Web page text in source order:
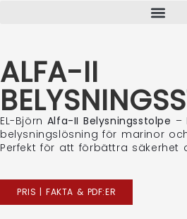
ALFA-II
EL-Björn Alfa-II Belysningsstolpe –
belysningslösning för marinor
Perfekt för att förbättra säkerhet
PRIS | FAKTA & PDF:ER